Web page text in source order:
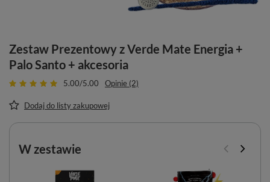
Zestaw Prezentowy z Verde Mate Energia +
Palo Santo + akcesoria
5.00/5.00 Opinie (2)
Dodaj do listy zakupowej
W zestawie